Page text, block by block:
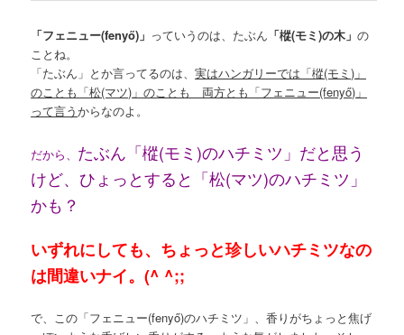
「フェニュー(fenyő)」 っていうのは、たぶん 「樅(モミ)の木」の
ことね。
「たぶん」とか言ってるのは、実はハンガリーでは「樅(モミ)」
のことも「松(マツ)」のことも 両方とも「フェニュー(fenyő)」
って言うからなのよ。
だから、 たぶん「樅(モミ)のハチミツ」だと思う
けど、ひょっとすると「松(マツ)のハチミツ」
かも？
いずれにしても、ちょっと珍しいハチミツなの
は間違いナイ。(^ ^;;
で、この「フェニュー(fenyő)のハチミツ」、香りがちょっと焦げ